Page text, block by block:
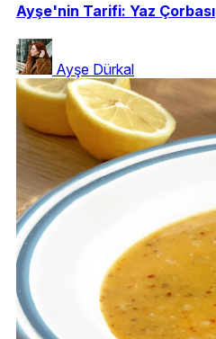
Ayşe'nin Tarifi: Yaz Çorbası
Ayşe Dürkal